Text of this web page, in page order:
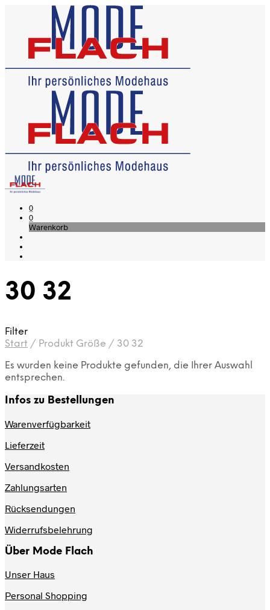
0
0
Warenkorb
30 32
Filter
Start / Produkt Größe / 30 32
Es wurden keine Produkte gefunden, die Ihrer Auswahl
entsprechen.
Infos zu Bestellungen
Warenverfügbarkeit
Lieferzeit
Versandkosten
Zahlungsarten
Rücksendungen
Widerrufsbelehrung
Über Mode Flach
Unser Haus
Personal Shopping